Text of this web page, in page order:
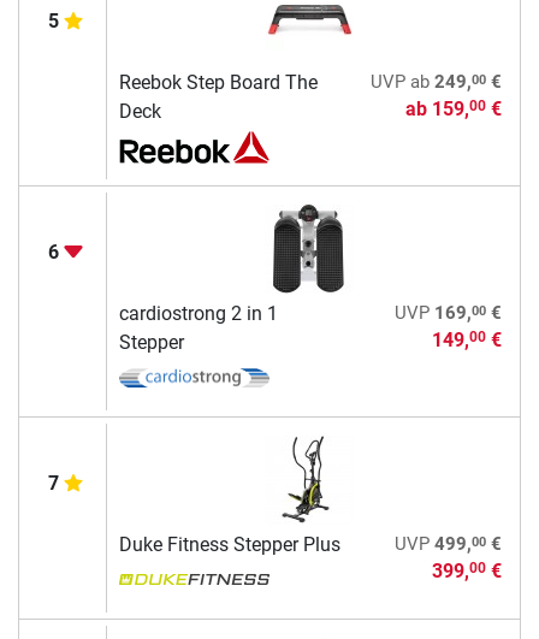
5
Reebok Step Board The
Deck
UVPab 249,00€
ab 159,00€
6
cardiostrong 2 in 1
Stepper
UVP 169,00€
149,00€
7
Duke Fitness Stepper Plus UVP 499,00€
399,00€